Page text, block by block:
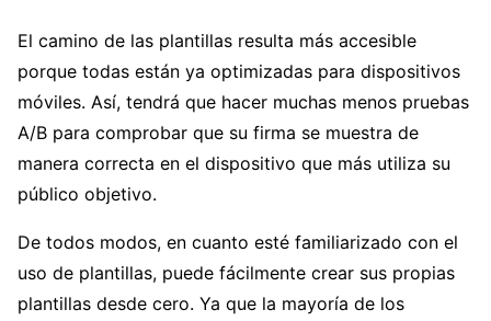
El camino de las plantillas resulta más accesible
porque todas están ya optimizadas para dispositivos
móviles. Así, tendrá que hacer muchas menos pruebas
A/B para comprobar que su firma se muestra de
manera correcta en el dispositivo que más utiliza su
público objetivo.
De todos modos, en cuanto esté familiarizado con el
uso de plantillas, puede fácilmente crear sus propias
plantillas desde cero. Ya que la mayoría de los